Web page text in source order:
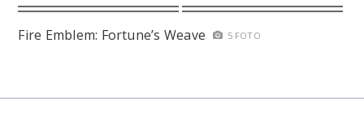
Fire Emblem: Fortune’s Weave 5 FOTO